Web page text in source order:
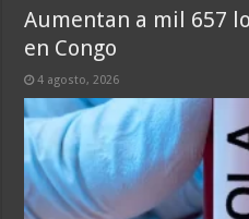
Aumentan a mil 657
en Congo
4 agosto, 2026